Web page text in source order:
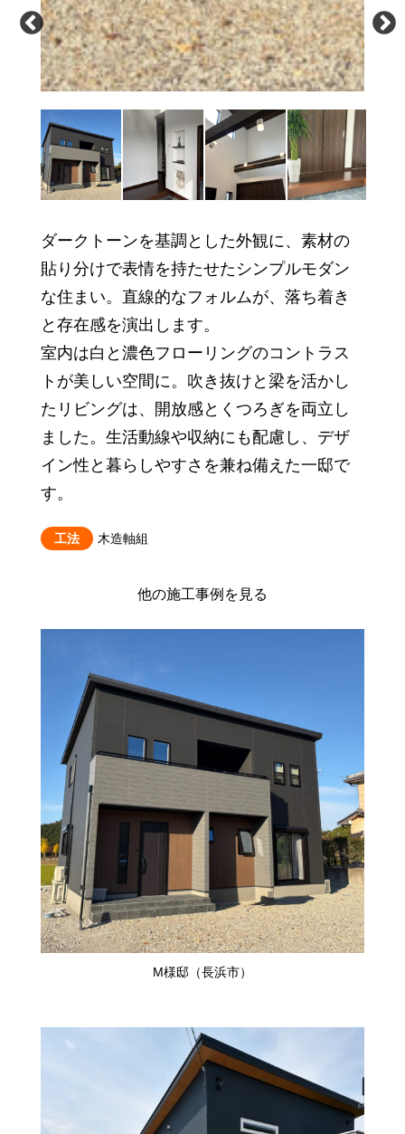
Previous
ダークトーンを基調とした外観に、素材の
貼り分けで表情を持たせたシンプルモダン
な住まい。直線的なフォルムが、落ち着き
と存在感を演出します。
室内は白と濃色フローリングのコントラス
トが美しい空間に。吹き抜けと梁を活かし
たリビングは、開放感とくつろぎを両立し
ました。生活動線や収納にも配慮し、デザ
イン性と暮らしやすさを兼ね備えた一邸で
す。
工法 木造軸組
他の施工事例を見る
M様邸（長浜市）